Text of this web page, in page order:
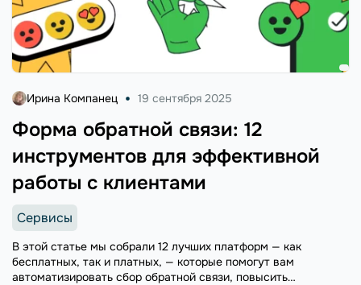
Форма обратной связи: 12
инструментов для эффективной
работы с клиентами
Ирина Компанец 19 сентября 2025
Сервисы
В этой статье мы собрали 12 лучших платформ — как
бесплатных, так и платных, — которые помогут вам
автоматизировать сбор обратной связи, повысить